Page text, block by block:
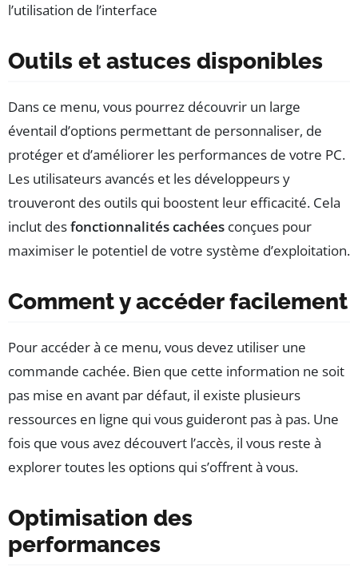
l’utilisation de l’interface
Outils et astuces disponibles
Dans ce menu, vous pourrez découvrir un large
éventail d’options permettant de personnaliser, de
protéger et d’améliorer les performances de votre PC.
Les utilisateurs avancés et les développeurs y
trouveront des outils qui boostent leur efficacité. Cela
inclut desfonctionnalités cachées conçues pour
maximiser le potentiel de votre système d’exploitation.
Comment y accéder facilement
Pour accéder à ce menu, vous devez utiliser une
commande cachée. Bien que cette information ne soit
pas mise en avant par défaut, il existe plusieurs
ressources en ligne qui vous guideront pas à pas. Une
fois que vous avez découvert l’accès, il vous reste à
explorer toutes les options qui s’offrent à vous.
Optimisation des
performances